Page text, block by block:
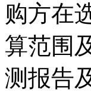
购方在
算范围
测报告